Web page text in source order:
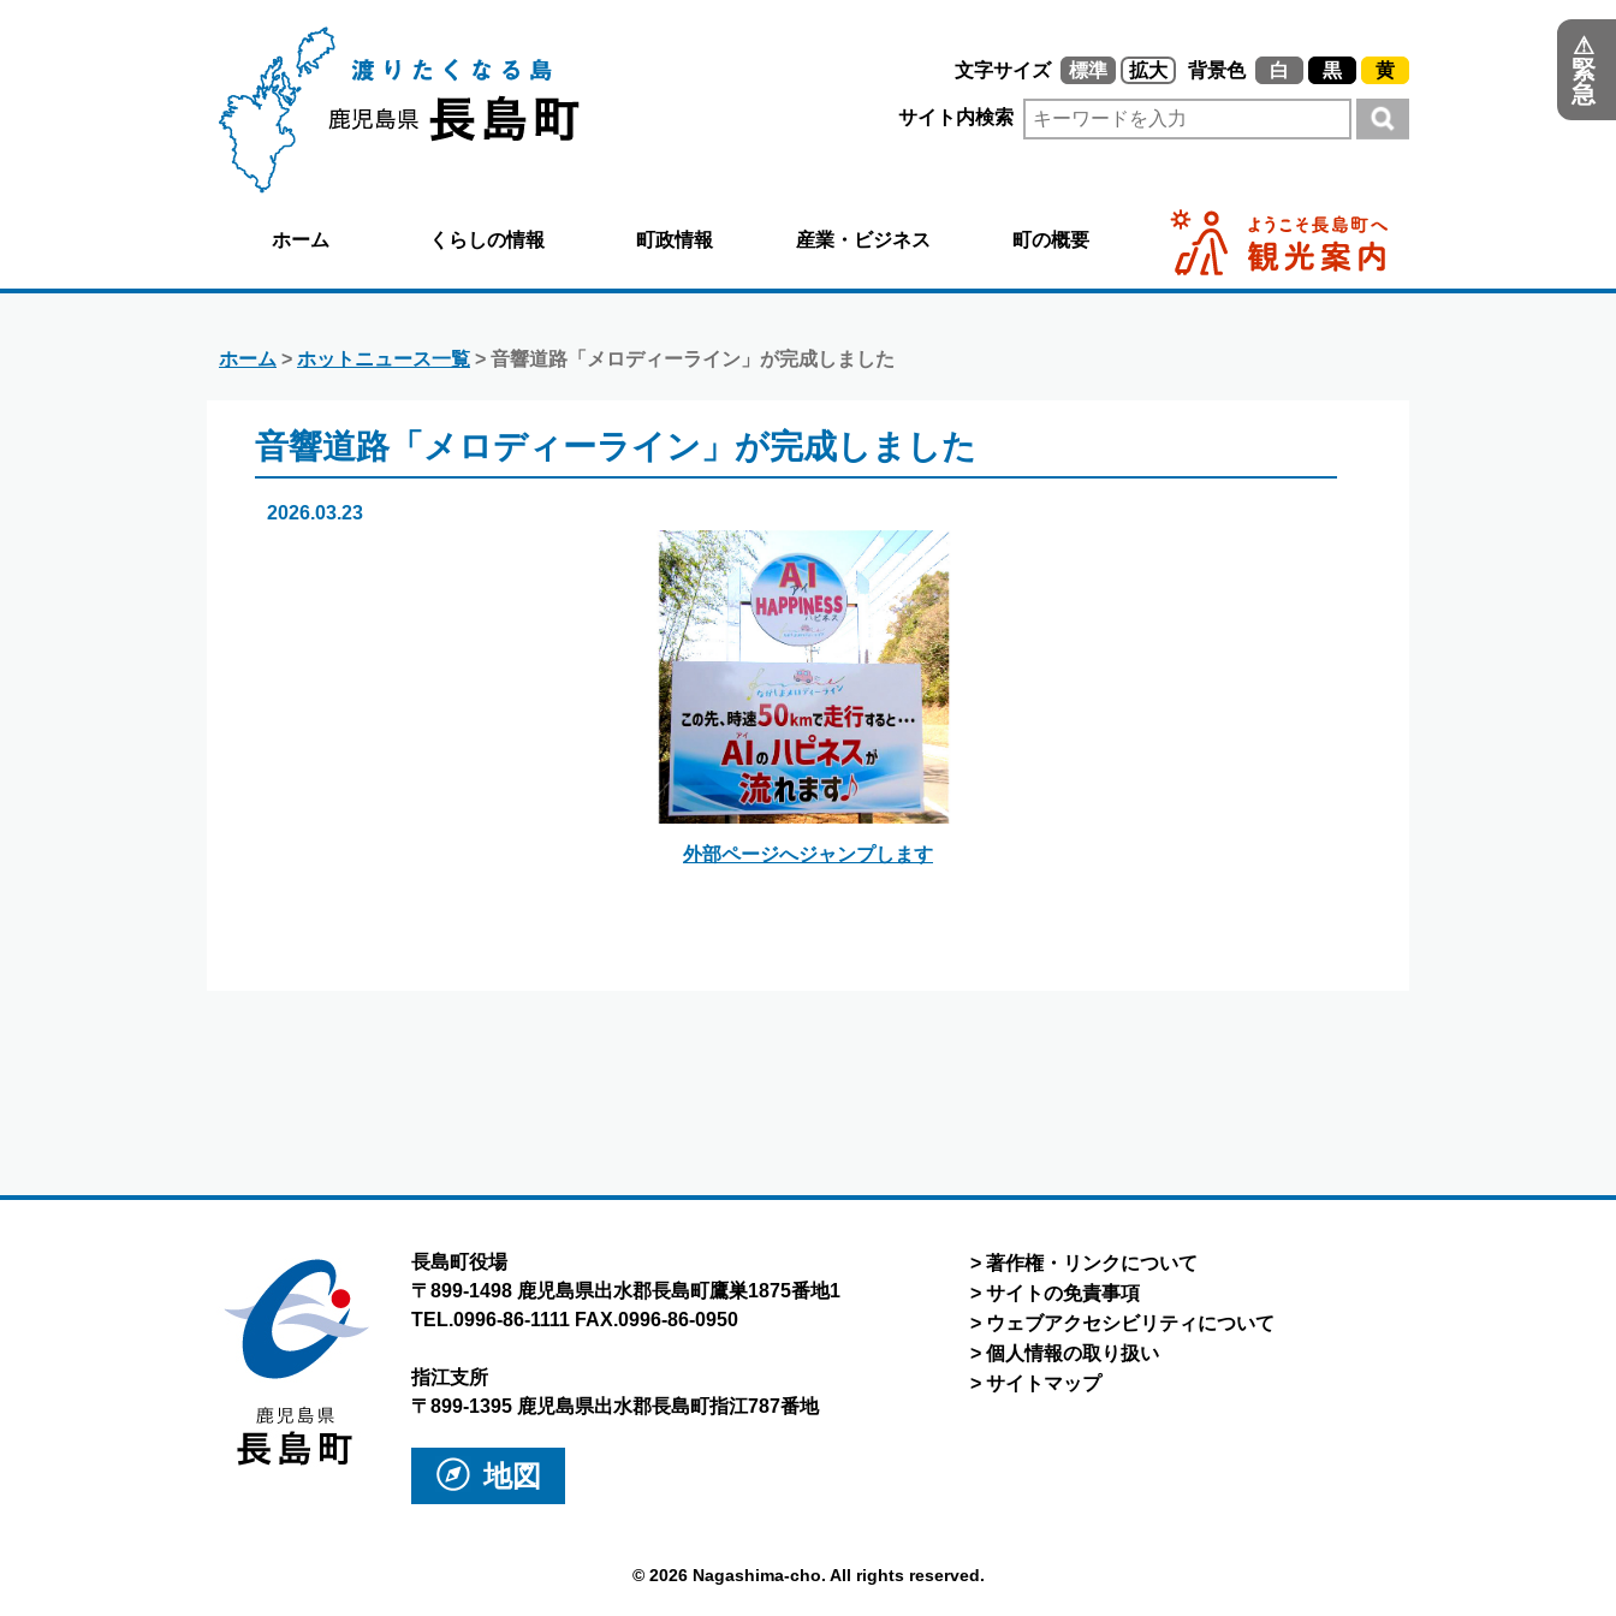
背景色 白 黒 黄
文字サイズ 標準 拡大
サイト内検索
⚠
緊
急
ホーム くらしの情報 町政情報 産業・ビジネス 町の概要
ホーム > ホットニュース一覧 > 音響道路「メロディーライン」が完成しました
音響道路「メロディーライン」が完成しました
2026.03.23
外部ページへジャンプします
著作権・リンクについて
サイトの免責事項
ウェブアクセシビリティについて
個人情報の取り扱い
サイトマップ
長島町役場
〒899-1498 鹿児島県出水郡長島町鷹巣1875番地1
TEL.0996-86-1111 FAX.0996-86-0950
指江支所
〒899-1395 鹿児島県出水郡長島町指江787番地
地図
© 2026 Nagashima-cho. All rights reserved.